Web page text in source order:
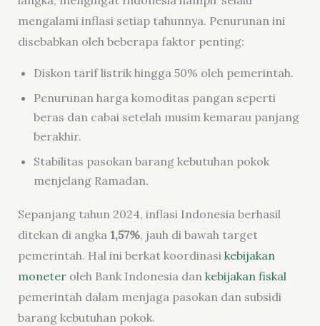
mengalami inflasi setiap tahunnya. Penurunan ini
disebabkan oleh beberapa faktor penting:
Diskon tarif listrik hingga 50% oleh pemerintah.
Penurunan harga komoditas pangan seperti
beras dan cabai setelah musim kemarau panjang
berakhir.
Stabilitas pasokan barang kebutuhan pokok
menjelang Ramadan.
Sepanjang tahun 2024, inflasi Indonesia berhasil
ditekan di angka 1,57%, jauh di bawah target
pemerintah. Hal ini berkat koordinasi kebijakan
moneteroleh Bank Indonesia dan kebijakan fiskal
pemerintah dalam menjaga pasokan dan subsidi
barang kebutuhan pokok.